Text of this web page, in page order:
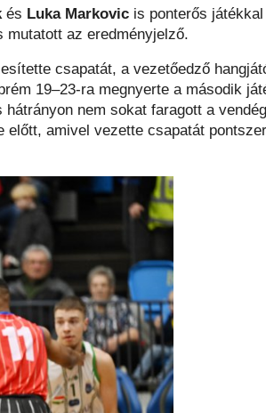
és Luka Markovic is ponterős
mutatott az eredményjelző.
csapatát, a vezetőedző
19–23-ra megnyerte a második
nem sokat faragott a
előtt, amivel vezette csapatát